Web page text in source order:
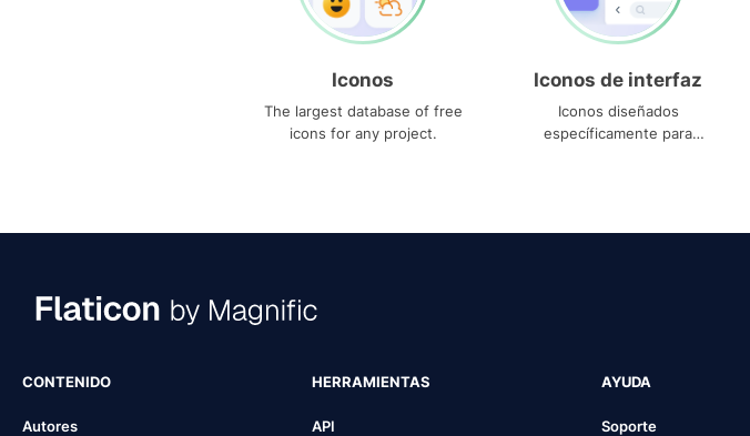
Iconos
The largest database of free
icons for any project.
Iconos de interfaz
Iconos diseñados
específicamente para
CONTENIDO
Autores
HERRAMIENTAS
API
AYUDA
Soporte